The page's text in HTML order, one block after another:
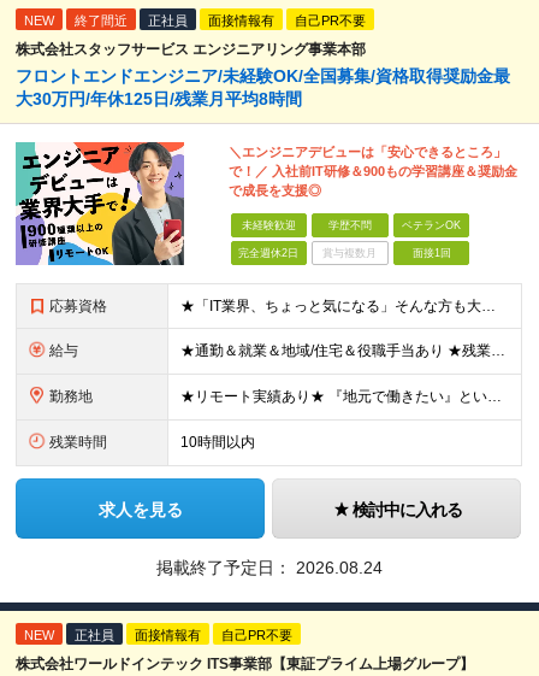
NEW 終了間近 正社員 面接情報有 自己PR不要
株式会社スタッフサービス エンジニアリング事業本部
フロントエンドエンジニア/未経験OK/全国募集/資格取得奨励金最
大30万円/年休125日/残業月平均8時間
＼エンジニアデビューは「安心できるところ」
で！／ 入社前IT研修＆900もの学習講座＆奨励金
で成長を支援◎
未経験歓迎 学歴不問 ベテランOK
完全週休2日 賞与複数月 面接1回
応募資格 ★「IT業界、ちょっと気になる」そんな方も大歓迎！ ■学歴不問 ■未経験・第二新卒歓迎 ■知識・経験はこれから身につけていければOK！ □■ステップアップ■□ 社内システム開発やインフラ構築などジャ
給与 ★通勤＆就業＆地域/住宅＆役職手当あり ★残業代は全額支給 ★選べる給与制度あり！ ■東京・神奈川・千葉・埼玉勤務の場合 月給24.5万円～55万円＋諸手当 （残業代は全額支給） (20,000円の
勤務地 ★リモート実績あり★ 『地元で働きたい』という希望に、業界トップクラス約7,000件の取引事業所数、90,000件以上のプロジェクトから検討をいたします。 全国の取引先での就業となります（沖縄を除
残業時間 10時間以内
求人を見る 検討中に入れる
掲載終了予定日： 2026.08.24
NEW 正社員 面接情報有 自己PR不要
株式会社ワールドインテック ITS事業部【東証プライム上場グループ】